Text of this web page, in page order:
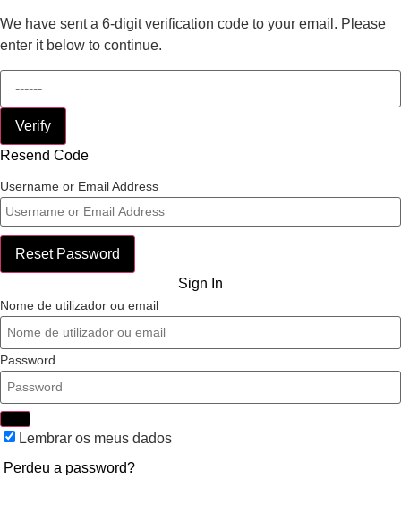
We have sent a 6-digit verification code to your email. Please
enter it below to continue.
Verify
Resend Code
Username or Email Address
Reset Password
Sign In
Nome de utilizador ou email
Password
Lembrar os meus dados
Perdeu a password?